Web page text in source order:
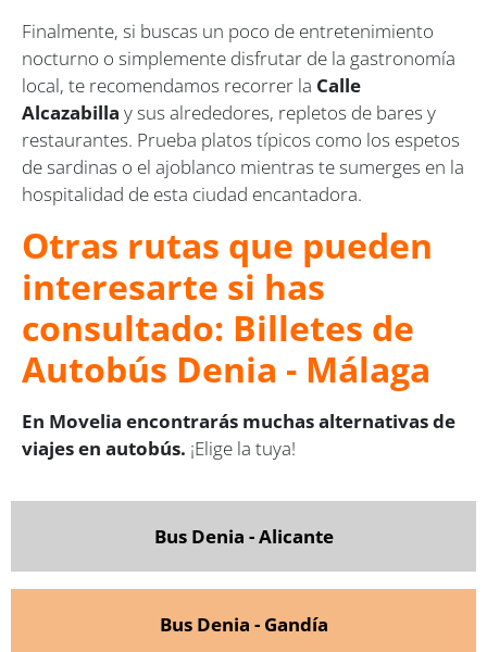
Finalmente, si buscas un poco de entretenimiento
nocturno o simplemente disfrutar de la gastronomía
local, te recomendamos recorrer la Calle
Alcazabilla y sus alrededores, repletos de bares y
restaurantes. Prueba platos típicos como los espetos
de sardinas o el ajoblanco mientras te sumerges en la
hospitalidad de esta ciudad encantadora.
Otras rutas que pueden
interesarte si has
consultado: Billetes de
Autobús Denia - Málaga
En Movelia encontrarás muchas alternativas de
viajes en autobús. ¡Elige la tuya!
Bus Denia - Alicante
Bus Denia - Gandía